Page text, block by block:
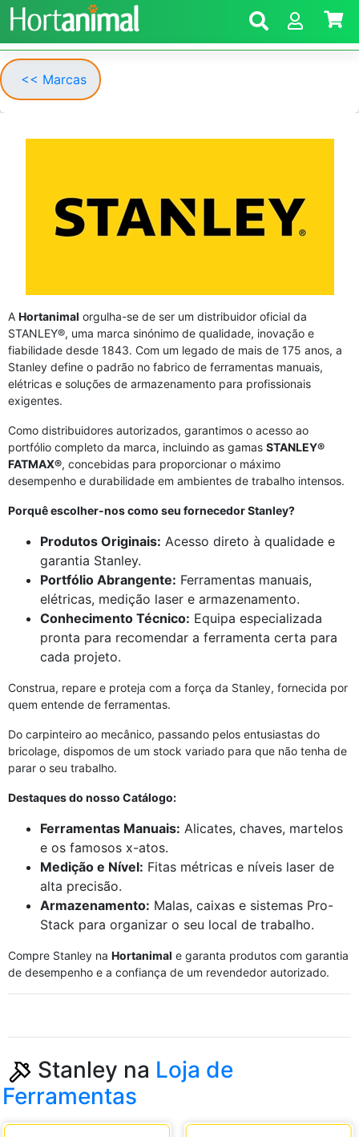
<< Marcas
A Hortanimal orgulha-se de ser um distribuidor oficial da
STANLEY®, uma marca sinónimo de qualidade, inovação e
fiabilidade desde 1843. Com um legado de mais de 175 anos, a
Stanley define o padrão no fabrico de ferramentas manuais,
elétricas e soluções de armazenamento para profissionais
exigentes.
Como distribuidores autorizados, garantimos o acesso ao
portfólio completo da marca, incluindo as gamas STANLEY®
FATMAX®, concebidas para proporcionar o máximo
desempenho e durabilidade em ambientes de trabalho intensos.
Porquê escolher-nos como seu fornecedor Stanley?
Produtos Originais: Acesso direto à qualidade e
garantia Stanley.
Portfólio Abrangente: Ferramentas manuais,
elétricas, medição laser e armazenamento.
Conhecimento Técnico: Equipa especializada
pronta para recomendar a ferramenta certa para
cada projeto.
Construa, repare e proteja com a força da Stanley, fornecida por
quem entende de ferramentas.
Do carpinteiro ao mecânico, passando pelos entusiastas do
bricolage, dispomos de um stock variado para que não tenha de
parar o seu trabalho.
Destaques do nosso Catálogo:
Ferramentas Manuais: Alicates, chaves, martelos
e os famosos x-atos.
Medição e Nível: Fitas métricas e níveis laser de
alta precisão.
Armazenamento: Malas, caixas e sistemas Pro-
Stack para organizar o seu local de trabalho.
Compre Stanley na Hortanimal e garanta produtos com garantia
de desempenho e a confiança de um revendedor autorizado.
Stanley na Loja de
Ferramentas